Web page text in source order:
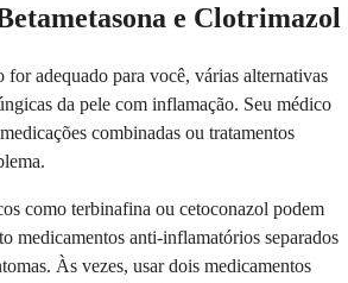
e Clotrimazol
for adequado para você, várias alternativas
da pele com inflamação. Seu médico
combinadas ou tratamentos
como terbinafina ou cetoconazol podem
medicamentos anti-inflamatórios separados
Às vezes, usar dois medicamentos